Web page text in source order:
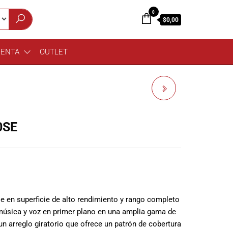
0
$0,00
OUTLET
en superficie de alto rendimiento y rango completo
y voz en primer plano en una amplia gama de
arreglo giratorio que ofrece un patrón de cobertura